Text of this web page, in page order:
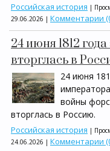
Российская история |
29.06.2026 | Комментарии
24 июня 1812
вторглась в
24 июня
войны
вторглась в Россию.
Российская история |
24.06.2026 | Комментарии